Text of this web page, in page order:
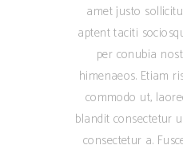
amet justo
aptent taciti
per conubia
himenaeos. Etiam
commodo ut,
blandit consectetur
consectetur a.